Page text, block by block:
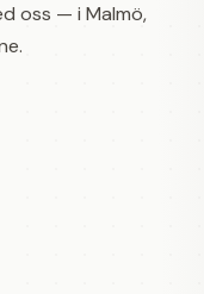
oss — i Malmö,